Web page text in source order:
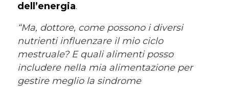
dell’energia.
“Ma, dottore, come possono i diversi
nutrienti influenzare il mio ciclo
mestruale? E quali alimenti posso
includere nella mia alimentazione per
gestire meglio la sindrome